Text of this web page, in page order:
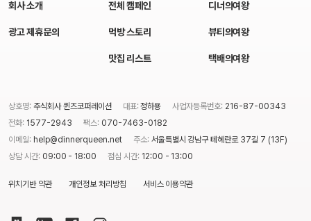
회사 소개
광고 제휴문의
전체 캠페인
먹방 스토리
맛집 리스트
디너의여왕
뷰티의여왕
택배의여왕
상호명: 주식회사 퀸즈코퍼레이션 대표:정하용 사업자등록번호: 216-87-00343
전화: 1577-2943 팩스: 070-7463-0182
이메일: help@dinnerqueen.net 주소: 서울특별시 강남구 테헤란로 37길 7 (13F)
상담 시간: 09:00 - 18:00 점심 시간: 12:00 - 13:00
위치기반 약관 개인정보 처리방침 서비스 이용약관